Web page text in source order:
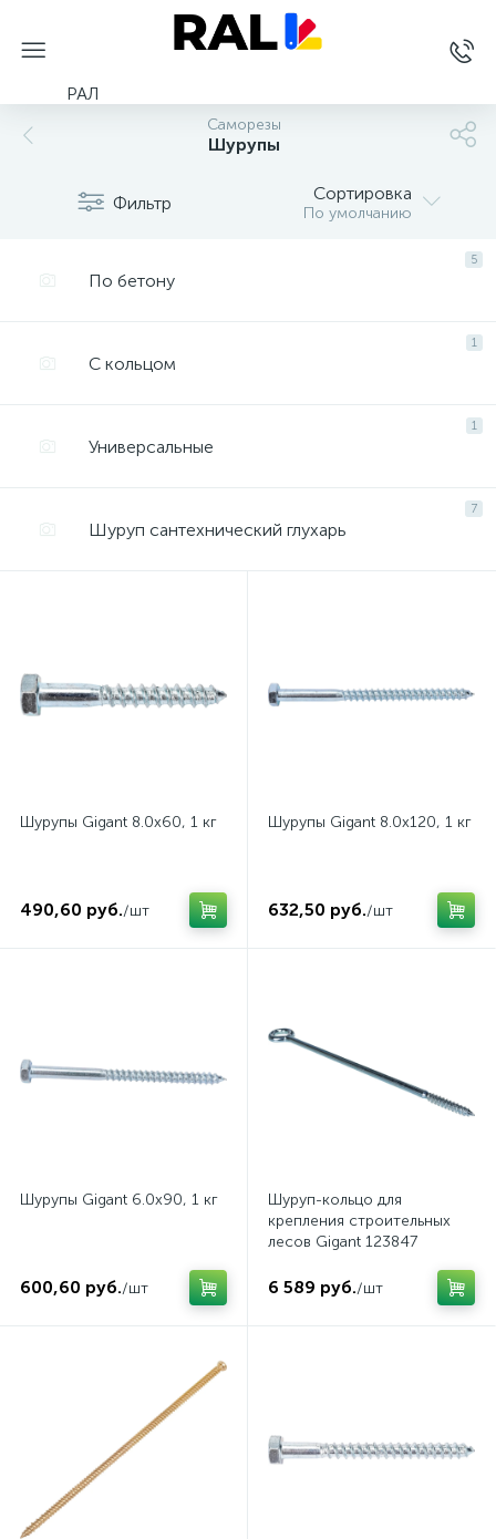
РАЛ
Саморезы
Шурупы
Фильтр Сортировка
По умолчанию
5
По бетону
1
С кольцом
1
Универсальные
7
Шуруп сантехнический глухарь
Шурупы Gigant 8.0x60, 1 кг
490,60 руб./шт
Шурупы Gigant 8.0x120, 1 кг
632,50 руб./шт
Шурупы Gigant 6.0x90, 1 кг
600,60 руб./шт
Шуруп-кольцо для
крепления строительных
лесов Gigant 123847
6 589 руб./шт